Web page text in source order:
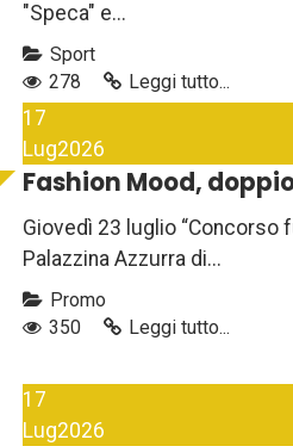
"Speca" e...
Sport
278
Leggi tutto...
17
Lug2026
Fashion Mood,
Giovedì 23 luglio “Concorso
Palazzina Azzurra di...
Promo
350
Leggi tutto...
17
Lug2026